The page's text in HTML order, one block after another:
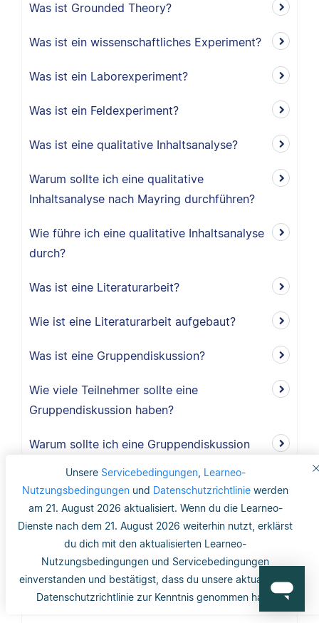
Unsere Servicebedingungen, Learneo-
Nutzungsbedingungen und Datenschutzrichtlinie werden
am 21. August 2026 aktualisiert. Wenn du die Learneo-
Dienste nach dem 21. August 2026 weiterhin nutzt, erklärst
du dich mit den aktualisierten Learneo-
Nutzungsbedingungen und Servicebedingungen
einverstanden und bestätigst, dass du unsere aktualisierte
Datenschutzrichtlinie zur Kenntnis genommen hast.
Was ist Grounded Theory?
Was ist ein wissenschaftliches Experiment?
Was ist ein Laborexperiment?
Was ist ein Feldexperiment?
Was ist eine qualitative Inhaltsanalyse?
Warum sollte ich eine qualitative
Inhaltsanalyse nach Mayring durchführen?
Wie führe ich eine qualitative Inhaltsanalyse
durch?
Was ist eine Literaturarbeit?
Wie ist eine Literaturarbeit aufgebaut?
Was ist eine Gruppendiskussion?
Wie viele Teilnehmer sollte eine
Gruppendiskussion haben?
Warum sollte ich eine Gruppendiskussion
Wie lang ist der Methodikteil?
Was bedeutet deduktiv und induktiv?
Was bedeutet induktiv?
Was bedeutet deduktiv?